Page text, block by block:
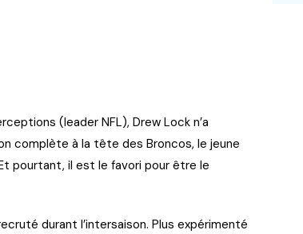
(leader NFL), Drew Lock n’a
complète à la tête des Broncos, le jeune
pourtant, il est le favori pour être le
durant l’intersaison. Plus expérimenté